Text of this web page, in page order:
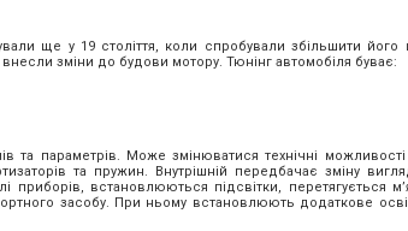
ще у 19 століття, коли спробували збільшити
зміни до будови мотору. Тюнінг автомобіля буває:
параметрів. Може змінюватися технічні можливості
та пружин. Внутрішній передбачає зміну
приборів, встановлюються підсвітки, перетягується
засобу. При ньому встановлюють додаткове